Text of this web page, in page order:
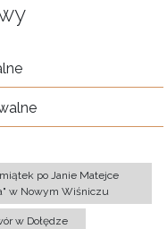
po Janie Matejce
w Nowym Wiśniczu
w Dołędze